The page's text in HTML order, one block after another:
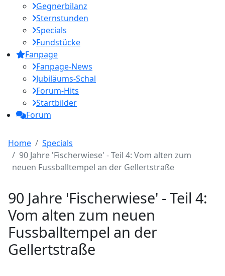
Gegnerbilanz
Sternstunden
Specials
Fundstücke
Fanpage
Fanpage-News
Jubiläums-Schal
Forum-Hits
Startbilder
Forum
Home
Specials
90 Jahre 'Fischerwiese' - Teil 4: Vom alten zum
neuen Fussballtempel an der Gellertstraße
90 Jahre 'Fischerwiese' - Teil 4:
Vom alten zum neuen
Fussballtempel an der
Gellertstraße